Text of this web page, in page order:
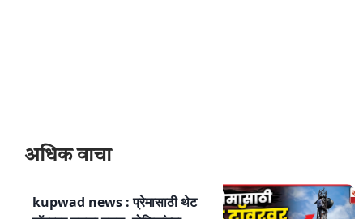
अधिक वाचा
kupwad news : प्रेमासाठी थेट